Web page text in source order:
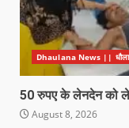
Dhaulana News ||
50 रुपए के लेनदेन को
August 8, 2026